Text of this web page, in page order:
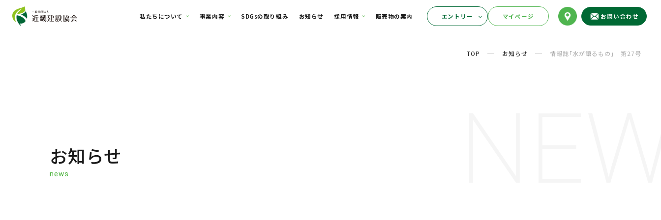
私たちについて 事業内容 SDGsの取り組み お知らせ 採用情報 販売物の案内 エントリー マイページ
TOP お知らせ 情報誌｢水が語るもの｣ 第27号
お知らせ
news